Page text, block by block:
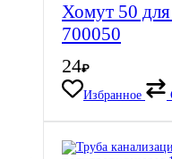
Хомут 50
700050
24₽
Избранное